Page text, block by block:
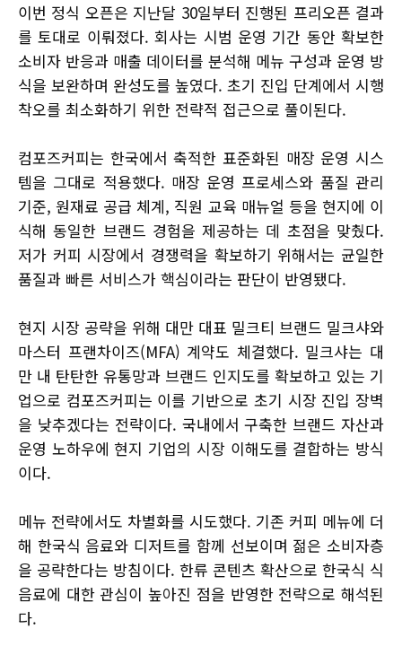
이번 정식 오픈은 지난달 30일부터 진행된 프리오픈 결과
를 토대로 이뤄졌다. 회사는 시범 운영 기간 동안 확보한
소비자 반응과 매출 데이터를 분석해 메뉴 구성과 운영 방
식을 보완하며 완성도를 높였다. 초기 진입 단계에서 시행
착오를 최소화하기 위한 전략적 접근으로 풀이된다.
컴포즈커피는 한국에서 축적한 표준화된 매장 운영 시스
템을 그대로 적용했다. 매장 운영 프로세스와 품질 관리
기준, 원재료 공급 체계, 직원 교육 매뉴얼 등을 현지에 이
식해 동일한 브랜드 경험을 제공하는 데 초점을 맞췄다.
저가 커피 시장에서 경쟁력을 확보하기 위해서는 균일한
품질과 빠른 서비스가 핵심이라는 판단이 반영됐다.
현지 시장 공략을 위해 대만 대표 밀크티 브랜드 밀크샤와
마스터 프랜차이즈(MFA) 계약도 체결했다. 밀크샤는 대
만 내 탄탄한 유통망과 브랜드 인지도를 확보하고 있는 기
업으로 컴포즈커피는 이를 기반으로 초기 시장 진입 장벽
을 낮추겠다는 전략이다. 국내에서 구축한 브랜드 자산과
운영 노하우에 현지 기업의 시장 이해도를 결합하는 방식
이다.
메뉴 전략에서도 차별화를 시도했다. 기존 커피 메뉴에 더
해 한국식 음료와 디저트를 함께 선보이며 젊은 소비자층
을 공략한다는 방침이다. 한류 콘텐츠 확산으로 한국식 식
음료에 대한 관심이 높아진 점을 반영한 전략으로 해석된
다.